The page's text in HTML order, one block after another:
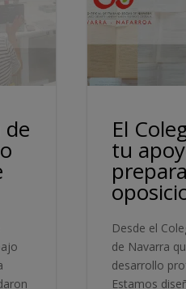
de El
tu
Desde el
de Navarra
desarrollo
Estamos